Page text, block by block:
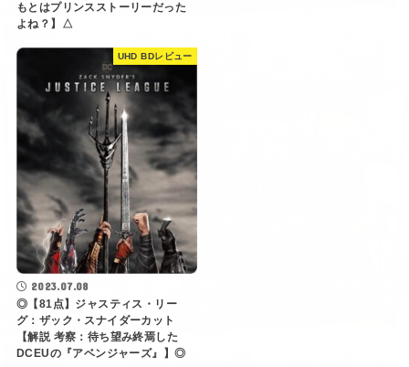
もとはプリンスストーリーだった
よね？】△
UHD BDレビュー
2023.07.08
◎【81点】ジャスティス・リー
グ：ザック・スナイダーカット
【解説 考察：待ち望み終焉した
DCEUの『アベンジャーズ』】◎